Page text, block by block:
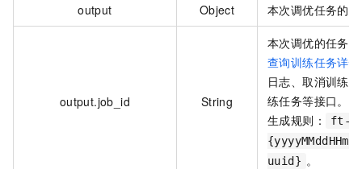
output Object 本次调优任务的
output.job_id String
本次调优的任务
查询训练任务详情
日志、取消训练
练任务等接口。
生成规则：
ft-
uuid} 。